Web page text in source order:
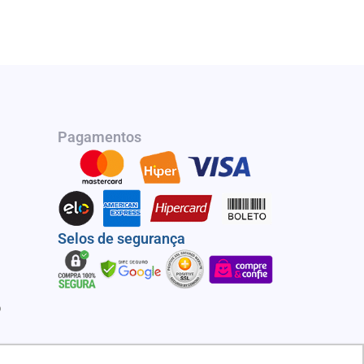
Pagamentos
Selos de segurança